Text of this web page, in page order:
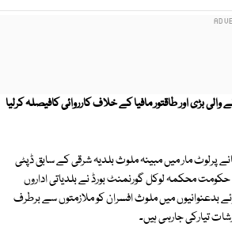
بڑی اور طاقتور مافیا کے خلاف کارروائی کافیصلہ کرلیا
پرلوٹ مار میں مبینہ ملوث بلدیہ شرقی کے سابق ڈپٹی
محکمہ لوکل گورنمنٹ بورڈ نے بلدیاتی اداروں
بدعنوانیوں میں ملوث افسران کو ملازمتوں سے برطرف
تیارکی جارہی ہیں۔